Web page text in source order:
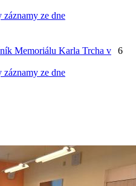
záznamy ze dne
Memoriálu Karla Trcha v
záznamy ze dne
6